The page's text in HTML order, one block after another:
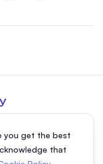
swasta yang
you get the best
that